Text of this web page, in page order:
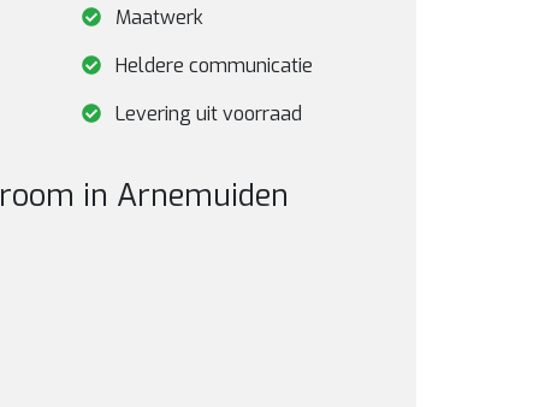
Maatwerk
Heldere communicatie
Levering uit voorraad
in Arnemuiden